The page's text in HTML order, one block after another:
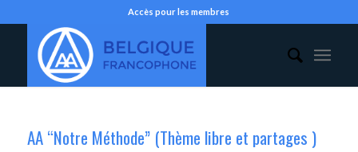
Accès pour les membres
AA “Notre Méthode” (Thème libre et partages )